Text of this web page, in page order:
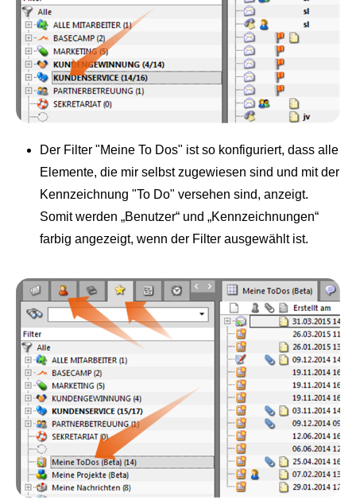
Der Filter "Meine To Dos" ist so konfiguriert, dass alle
Elemente, die mir selbst zugewiesen sind und mit der
Kennzeichnung "To Do" versehen sind, anzeigt.
Somit werden „Benutzer“ und „Kennzeichnungen“
farbig angezeigt, wenn der Filter ausgewählt ist.